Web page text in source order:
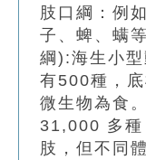
肢口綱：例
子、蜱、螨
綱):海生小
有500種，
微生物為食
31,000 多種
肢，但不同